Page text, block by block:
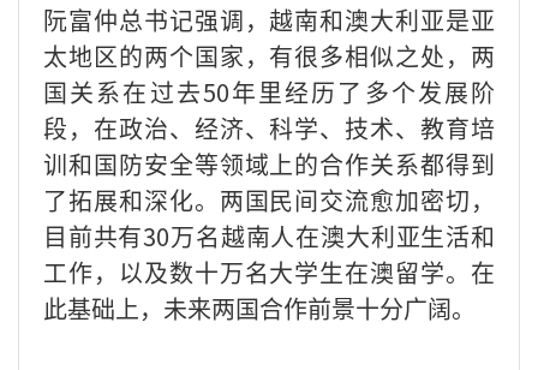
阮富仲总书记强调，越南和澳大利亚是亚
太地区的两个国家，有很多相似之处，两
国关系在过去50年里经历了多个发展阶
段，在政治、经济、科学、技术、教育培
训和国防安全等领域上的合作关系都得到
了拓展和深化。两国民间交流愈加密切，
目前共有30万名越南人在澳大利亚生活和
工作，以及数十万名大学生在澳留学。在
此基础上，未来两国合作前景十分广阔。